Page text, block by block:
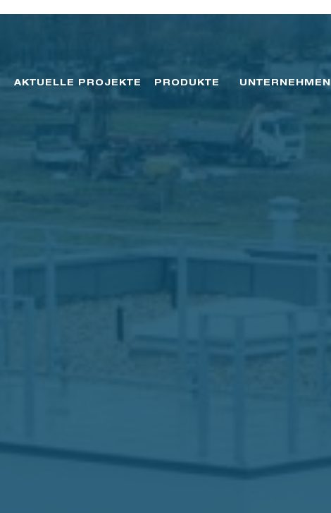
AKTUELLE PROJEKTE PRODUKTE UNTERNEHMEN